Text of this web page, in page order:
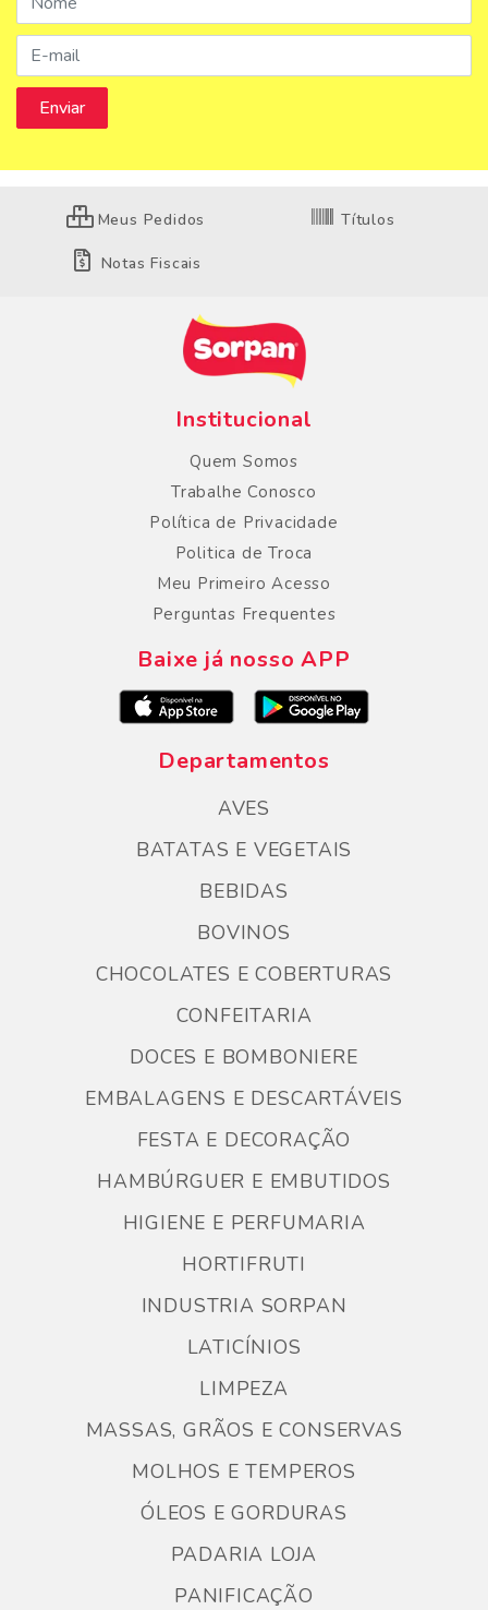
Meus Pedidos Títulos
Notas Fiscais
Institucional
Quem Somos
Trabalhe Conosco
Política de Privacidade
Politica de Troca
Meu Primeiro Acesso
Perguntas Frequentes
Baixe já nosso APP
Departamentos
AVES
BATATAS E VEGETAIS
BEBIDAS
BOVINOS
CHOCOLATES E COBERTURAS
CONFEITARIA
DOCES E BOMBONIERE
EMBALAGENS E DESCARTÁVEIS
FESTA E DECORAÇÃO
HAMBÚRGUER E EMBUTIDOS
HIGIENE E PERFUMARIA
HORTIFRUTI
INDUSTRIA SORPAN
LATICÍNIOS
LIMPEZA
MASSAS, GRÃOS E CONSERVAS
MOLHOS E TEMPEROS
ÓLEOS E GORDURAS
PADARIA LOJA
PANIFICAÇÃO